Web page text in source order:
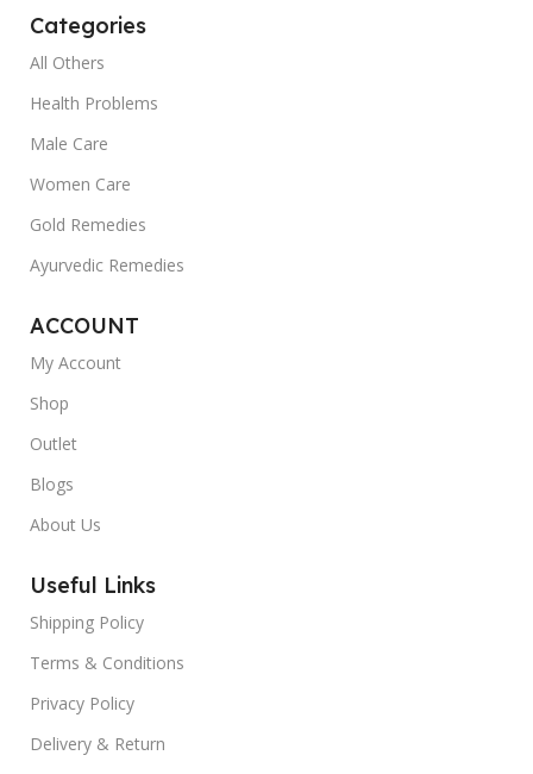
Categories
All Others
Health Problems
Male Care
Women Care
Gold Remedies
Ayurvedic Remedies
ACCOUNT
My Account
Shop
Outlet
Blogs
About Us
Useful Links
Shipping Policy
Terms & Conditions
Privacy Policy
Delivery & Return